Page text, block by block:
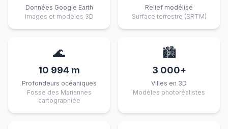
Données Google Earth
Images et modèles 3D
Relief modélisé
Surface terrestre (SRTM)
🌊
10 994 m
Profondeurs océaniques
Fosse des Mariannes
cartographiée
🏙️
3 000+
Villes en 3D
Modèles photoréalistes